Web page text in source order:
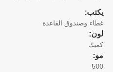
وصندوق القاعدة